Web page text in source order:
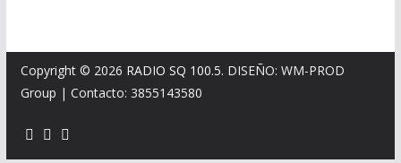
Copyright © 2026 RADIO SQ 100.5. DISEÑO: WM-PROD
Group | Contacto: 3855143580